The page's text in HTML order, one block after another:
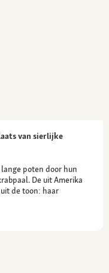
van sierlijke
poten door hun
De uit Amerika
de toon: haar